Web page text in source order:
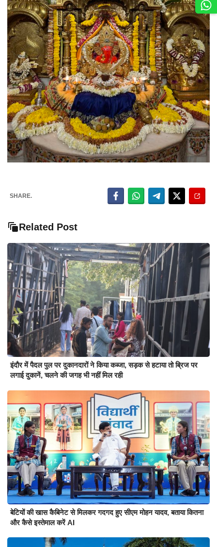
SHARE.
Related Post
इंदौर में पैदल पुल पर दुकानदारों ने किया कब्जा, सड़क से हटाया तो ब्रिज पर
लगाई दुकानें, चलने की जगह भी नहीं मिल रही
बेटियों की खास कैबिनेट से मिलकर गदगद हुए सीएम मोहन यादव, बताया कितना
और कैसे इस्तेमाल करें AI